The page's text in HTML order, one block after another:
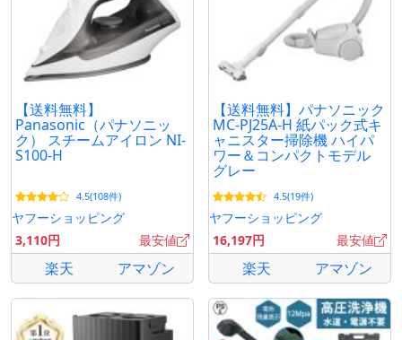
【送料無料】
Panasonic（パナソニッ
ク） スチームアイロン NI-
S100-H
4.5(108件)
ヤフーショッピング
3,110円
最安値
楽天 アマゾン
【送料無料】パナソニック
MC-PJ25A-H 紙パック式キ
ャニスター掃除機 ハイパ
ワー＆コンパクトモデル
グレー
4.5(19件)
ヤフーショッピング
16,197円
最安値
楽天 アマゾン